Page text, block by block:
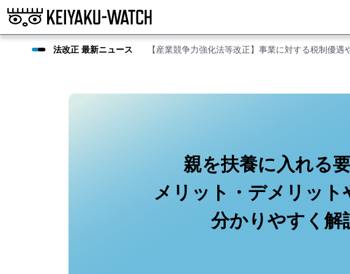
法改正 最新ニュース 【産業競争力強化法等改正】事業に対する税制優遇
親を扶養に入れる
メリット・デメリット
分かりやすく解